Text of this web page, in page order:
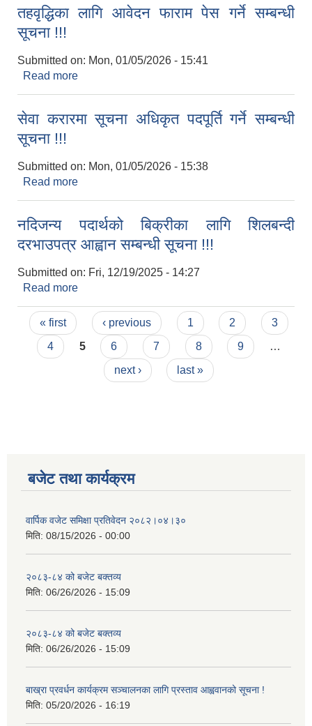
तहवृद्धिका लागि आवेदन फाराम पेस गर्ने सम्बन्धी
सूचना !!!
Submitted on: Mon, 01/05/2026 - 15:41
Read more
सेवा करारमा सूचना अधिकृत पदपूर्ति गर्ने सम्बन्धी
सूचना !!!
Submitted on: Mon, 01/05/2026 - 15:38
Read more
नदिजन्य पदार्थको बिक्रीका लागि शिलबन्दी
दरभाउपत्र आह्वान सम्बन्धी सूचना !!!
Submitted on: Fri, 12/19/2025 - 14:27
Read more
Pages
« first ‹ previous 1 2
3
4
5 6 7 8 9
…
next ›
last »
बजेट तथा कार्यक्रम
वार्पिक वजेट समिक्षा प्रतिवेदन २०८२।०४।३०
मिति: 08/15/2026 - 00:00
२०८३-८४ को बजेट बक्तव्य
मिति: 06/26/2026 - 15:09
२०८३-८४ को बजेट बक्तव्य
मिति: 06/26/2026 - 15:09
बाख्रा प्रवर्धन कार्यक्रम सञ्चालनका लागि प्रस्ताव आह्ववानको सूचना !
मिति: 05/20/2026 - 16:19